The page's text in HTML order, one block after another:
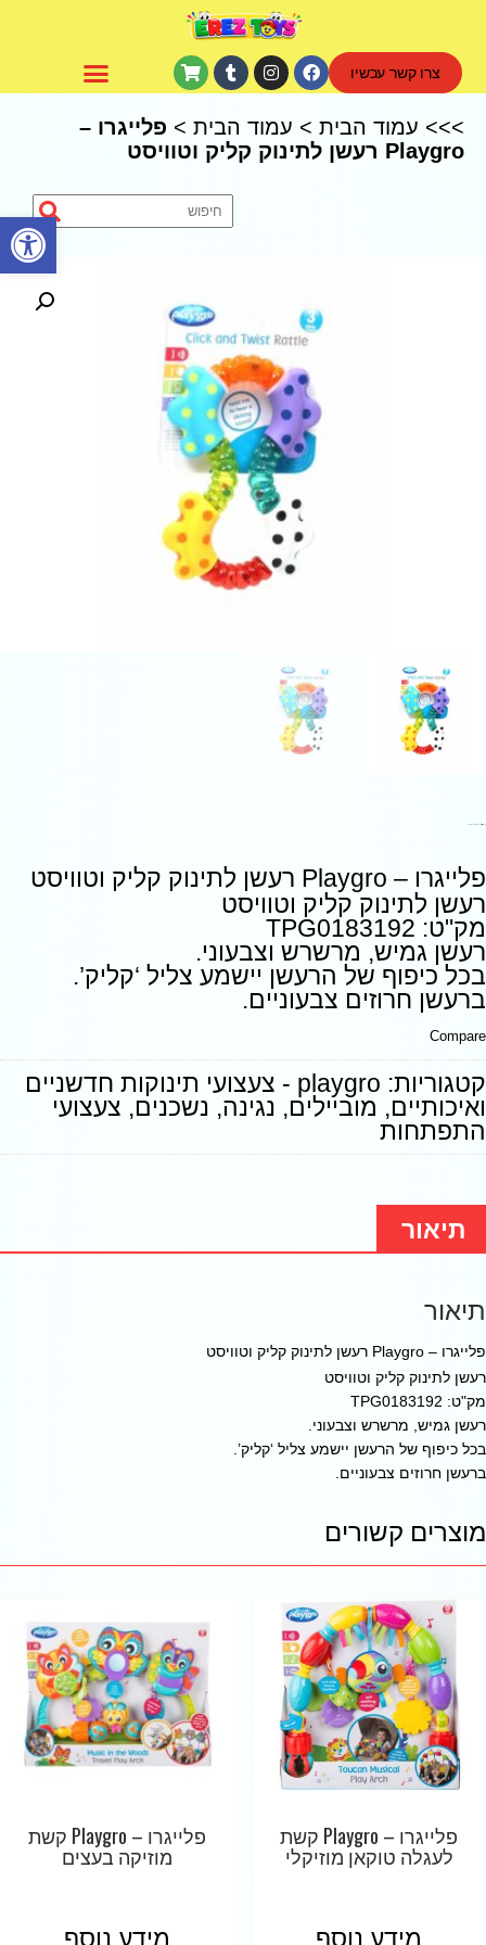
פתח סרגל נגישות
צרו קשר עכשיו
>>> עמוד הבית > עמוד הבית > פלייגרו –
Playgro רעשן לתינוק קליק וטוויסט
פלייגרו – Playgro רעשן לתינוק קליק וטוויסט
רעשן לתינוק קליק וטוויסט
מק"ט: TPG0183192
רעשן גמיש, מרשרש וצבעוני.
בכל כיפוף של הרעשן יישמע צליל ‘קליק’.
ברעשן חרוזים צבעוניים.
Compare
קטגוריות:
playgro - צעצועי תינוקות חדשניים
ואיכותיים, מוביילים, נגינה, נשכנים, צעצועי
התפתחות
תיאור
תיאור
פלייגרו – Playgro רעשן לתינוק קליק וטוויסט
רעשן לתינוק קליק וטוויסט
מק"ט: TPG0183192
רעשן גמיש, מרשרש וצבעוני.
בכל כיפוף של הרעשן יישמע צליל ‘קליק’.
ברעשן חרוזים צבעוניים.
מוצרים קשורים
פלייגרו – Playgro קשת
לעגלה טוקאן מוזיקלי
מידע נוסף
פלייגרו – Playgro קשת
מוזיקה בעצים
מידע נוסף